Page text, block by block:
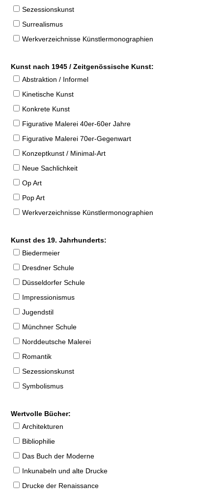
Sezessionskunst
Surrealismus
Werkverzeichnisse Künstlermonographien
Kunst nach 1945 / Zeitgenössische Kunst:
Abstraktion / Informel
Kinetische Kunst
Konkrete Kunst
Figurative Malerei 40er-60er Jahre
Figurative Malerei 70er-Gegenwart
Konzeptkunst / Minimal-Art
Neue Sachlichkeit
Op Art
Pop Art
Werkverzeichnisse Künstlermonographien
Kunst des 19. Jahrhunderts:
Biedermeier
Dresdner Schule
Düsseldorfer Schule
Impressionismus
Jugendstil
Münchner Schule
Norddeutsche Malerei
Romantik
Sezessionskunst
Symbolismus
Wertvolle Bücher:
Architekturen
Bibliophilie
Das Buch der Moderne
Inkunabeln und alte Drucke
Drucke der Renaissance